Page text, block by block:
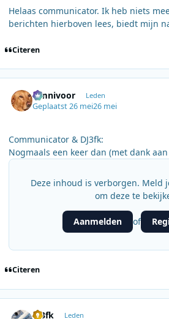
Helaas communicator. Ik heb niets
berichten hierboven lees, biedt mijn
Citeren
Omnivoor Leden
Geplaatst26 mei26 mei
Communicator & DJ3fk:
Nogmaals een keer dan (met dank
Deze inhoud is verborgen. Meld
om deze te
Aanmelden of
Citeren
dj3fk Leden